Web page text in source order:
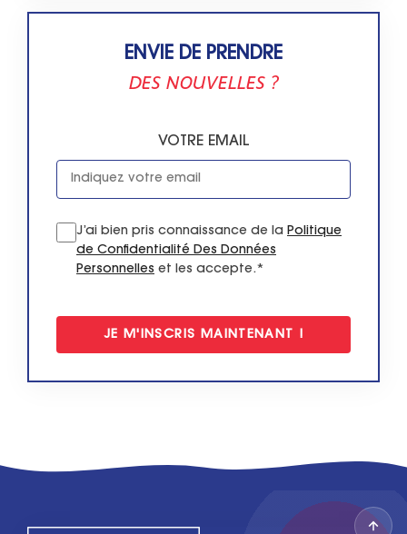
ENVIE DE PRENDRE
DES NOUVELLES ?
VOTRE EMAIL
J’ai bien pris connaissance de la Politique
de Confidentialité Des Données
Personnelles et les accepte.*